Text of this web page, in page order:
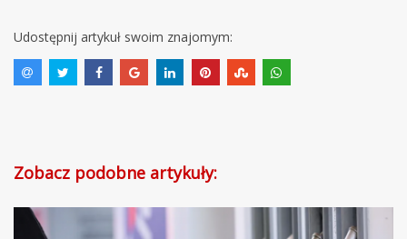
Udostępnij artykuł swoim znajomym:
Zobacz podobne artykuły: